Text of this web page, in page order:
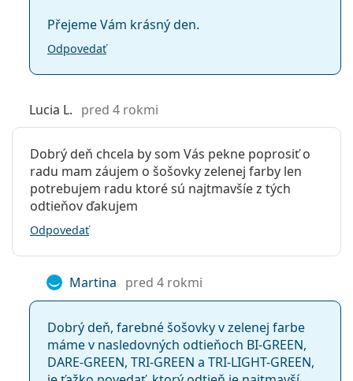
Přejeme Vám krásný den.
Odpovedať
Lucia L. pred 4 rokmi
Dobrý deň chcela by som Vás pekne poprosiť o
radu mam záujem o šošovky zelenej farby len
potrebujem radu ktoré sú najtmavšíe z tých
odtieňov ďakujem
Odpovedať
Martina pred 4 rokmi
Dobrý deň, farebné šošovky v zelenej farbe
máme v nasledovných odtieňoch BI-GREEN,
DARE-GREEN, TRI-GREEN a TRI-LIGHT-GREEN,